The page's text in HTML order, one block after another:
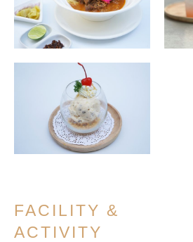
FACILITY &
ACTIVITY